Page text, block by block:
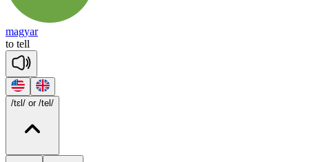
magyar
to tell
/tɛl/ or /tel/